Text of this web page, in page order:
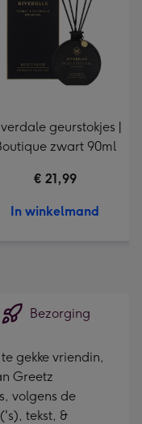
geurstokjes |
zwart 90ml
€ 21,99
In winkelmand
Bezorging
gekke vriendin,
Greetz
volgens de
tekst, &